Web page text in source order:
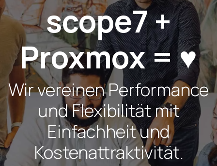
scope7 +
Proxmox = ♥️
Wir vereinen Performance
und Flexibilität mit
Einfachheit und
Kostenattraktivität.